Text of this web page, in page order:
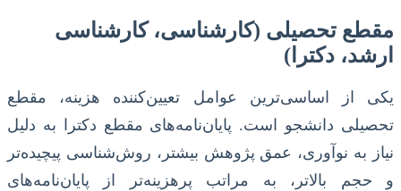
مقطع تحصیلی (کارشناسی، کارشناسی
ارشد، دکترا)
یکی از اساسی‌ترین عوامل تعیین‌کننده هزینه، مقطع
تحصیلی دانشجو است. پایان‌نامه‌های مقطع دکترا به دلیل
نیاز به نوآوری، عمق پژوهش بیشتر، روش‌شناسی پیچیده‌تر
و حجم بالاتر، به مراتب پرهزینه‌تر از پایان‌نامه‌های